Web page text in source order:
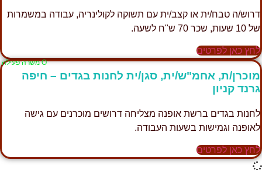
דרוש/ה טבח/ית או קצב/ית עם תשוקה לקולינריה, עבודה במשמרות
של 10 שעות, שכר 70 ש"ח לשעה.
לחץ כאן לפרטים
Ο משרה פעילה
מוכרן/ת, אחמ"ש/ית, סגן/ית לחנות בגדים – חיפה
גרנד קניון
לחנות בגדים ברשת אופנה מצליחה דרושים מוכרנים עם גישה
לאופנה וגמישות בשעות העבודה.
לחץ כאן לפרטים